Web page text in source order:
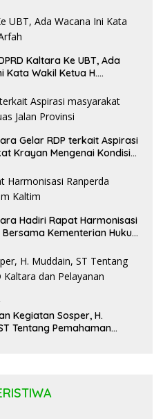
Kaltara Ke UBT, Ada
Kata Wakil Ketua H.
Gelar RDP terkait Aspirasi
Krayan Mengenai Kondisi
Hadiri Rapat Harmonisasi
Kementerian Hukum
Kegiatan Sosper, H.
Tentang Pemahaman